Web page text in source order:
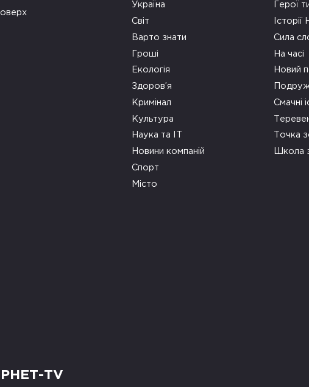
TV
Україна
Світ
Варто знати
Гроші
Екологія
Здоров’я
Кримінал
Культура
Наука та ІТ
Новини компаній
Спорт
Місто
Герої
Сила
На часі
Новий
Смачні
Точка
Школа